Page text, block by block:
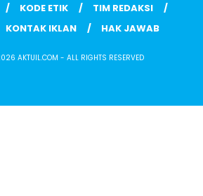
KODE ETIK
TIM REDAKSI
KONTAK IKLAN HAK JAWAB
AKTUIL.COM - ALL RIGHTS RESERVED